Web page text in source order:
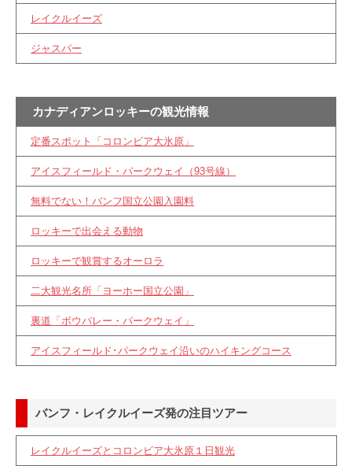
レイクルイーズ
ジャスパー
カナディアンロッキーの観光情報
定番スポット「コロンビア大氷原」
アイスフィールド・パークウェイ（93号線）
無料でない！バンフ国立公園入園料
ロッキーで出会える動物
ロッキーで観賞するオーロラ
二大観光名所「ヨーホー国立公園」
裏道「ボウバレー・パークウェイ」
アイスフィールド･パークウェイ沿いのハイキングコース
バンフ・レイクルイーズ発の注目ツアー
レイクルイーズとコロンビア大氷原１日観光